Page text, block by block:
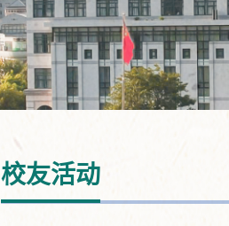
校友活动